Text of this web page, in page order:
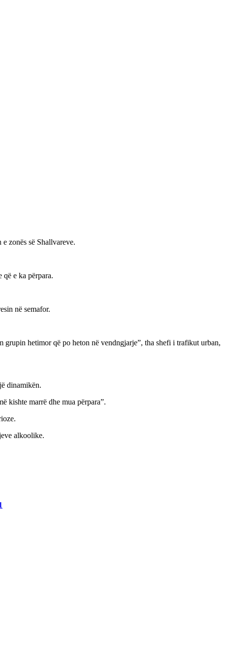
zonës së Shallvareve.
e ka përpara.
në semafor.
grupin hetimor që po heton në vendngjarje”, tha shefi i trafikut urban,
dinamikën.
kishte marrë dhe mua përpara”.
alkoolike.